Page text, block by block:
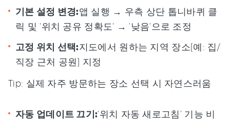
기본 설정 변경:앱 실행 → 우측 상단 톱니바퀴 클
릭 및 '위치 공유 정확도' → '낮음'으로 조정
고정 위치 선택:지도에서 원하는 지역 장소(예: 집/
직장 근처 공원) 지정
Tip: 실제 자주 방문하는 장소 선택 시 자연스러움
자동 업데이트 끄기:'위치 자동 새로고침' 기능 비